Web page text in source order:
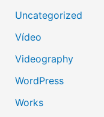
Uncategorized
Vídeo
Videography
WordPress
Works